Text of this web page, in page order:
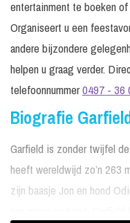
entertainment te boeken
Organiseert u een
andere bijzondere
helpen u graag verder.
telefoonnummer0497 - 36
Biografie
Garfield is zonder twijfel
heeft wereldwijd zo’n 263
zijn baasje Jon en hond